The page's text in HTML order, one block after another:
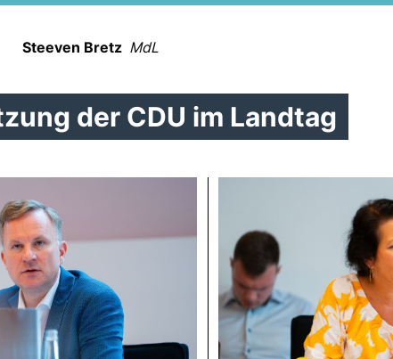
Steeven Bretz MdL
der CDU im Landtag